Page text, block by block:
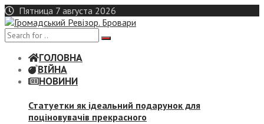
Skip
to
content
Пятница 7 августа 2026
ГОЛОВНА
ВІЙНА
НОВИНИ
Статуетки як ідеальний подарунок для
поціновувачів прекрасного